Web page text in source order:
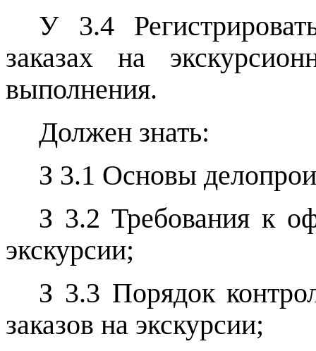
У 3.4
заказах на
выполнения.
Должен знать:
З 3.1 Основы
З 3.2 Требования к
экскурсии;
З 3.3 Порядок
заказов на экскурсии;